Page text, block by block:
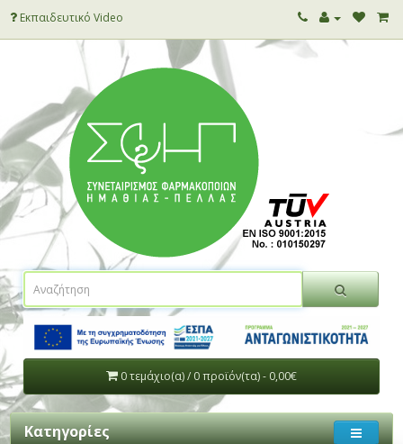
Εκπαιδευτικό Video
0 τεμάχιο(α) / 0 προϊόν(τα) - 0,00€
Κατηγορίες